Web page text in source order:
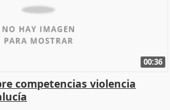
00:36
competencias violencia